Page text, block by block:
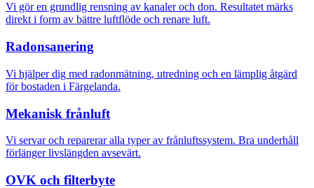
Vi gör en grundlig rensning av kanaler och don. Resultatet märks
direkt i form av bättre luftflöde och renare luft.
Radonsanering
Vi hjälper dig med radonmätning, utredning och en lämplig åtgärd
för bostaden i Färgelanda.
Mekanisk frånluft
Vi servar och reparerar alla typer av frånluftssystem. Bra underhåll
förlänger livslängden avsevärt.
OVK och filterbyte